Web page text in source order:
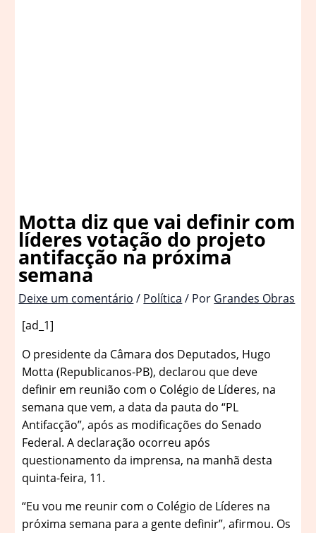
Motta diz que vai definir com
líderes votação do projeto
antifacção na próxima
semana
Deixe um comentário / Política / Por Grandes Obras
[ad_1]
O presidente da Câmara dos Deputados, Hugo
Motta (Republicanos-PB), declarou que deve
definir em reunião com o Colégio de Líderes, na
semana que vem, a data da pauta do “PL
Antifacção”, após as modificações do Senado
Federal. A declaração ocorreu após
questionamento da imprensa, na manhã desta
quinta-feira, 11.
“Eu vou me reunir com o Colégio de Líderes na
próxima semana para a gente definir”, afirmou. Os